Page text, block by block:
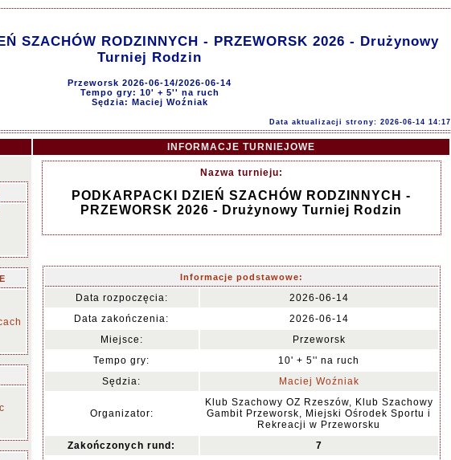
SZACHÓW RODZINNYCH - PRZEWORSK 2026 - Drużynowy
Turniej Rodzin
Przeworsk 2026-06-14/2026-06-14
Tempo gry: 10' + 5'' na ruch
Sędzia: Maciej Woźniak
Data aktualizacji strony: 2026-06-14 14:17
INFORMACJE TURNIEJOWE
Nazwa turnieju:
PODKARPACKI DZIEŃ SZACHÓW RODZINNYCH -
PRZEWORSK 2026 - Drużynowy Turniej Rodzin
Informacje podstawowe:
Data rozpoczęcia:
2026-06-14
Data zakończenia:
2026-06-14
Miejsce:
Przeworsk
Tempo gry:
10' + 5'' na ruch
Sędzia:
Maciej Woźniak
Organizator:
Klub Szachowy OZ Rzeszów, Klub Szachowy
Gambit Przeworsk, Miejski Ośrodek Sportu i
Rekreacji w Przeworsku
Zakończonych rund:
7